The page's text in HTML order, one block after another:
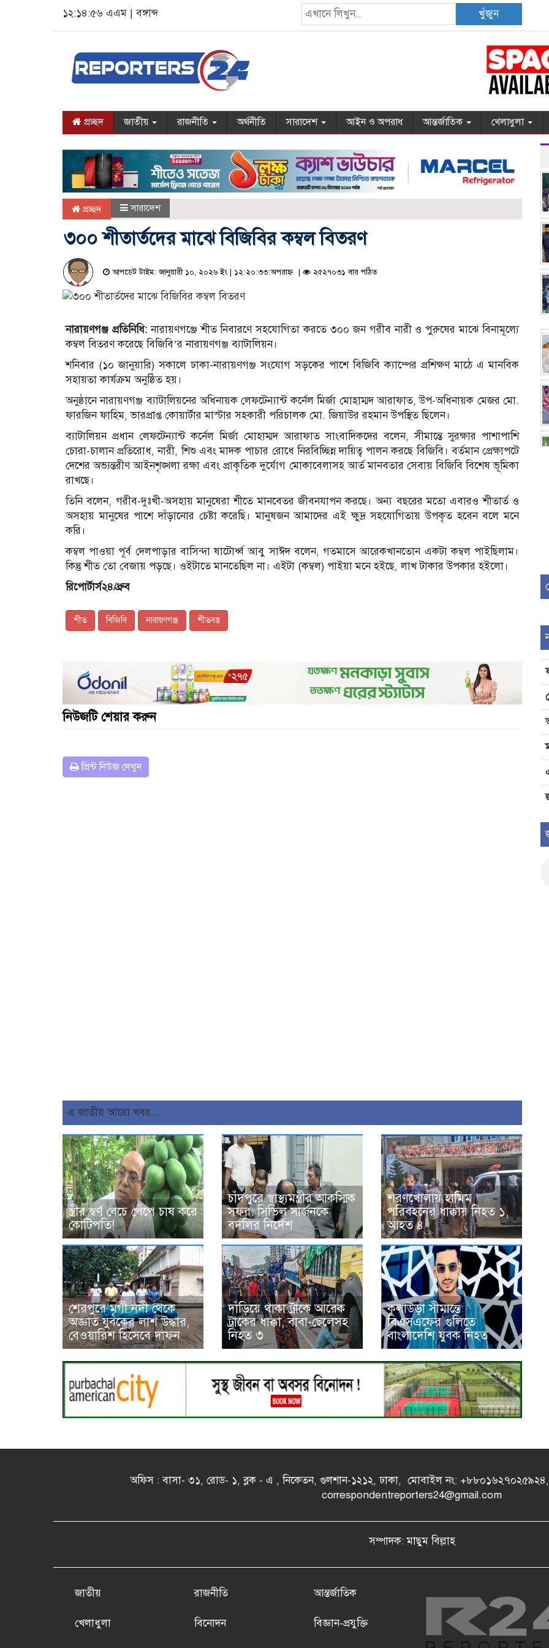
১২:১৪:৫৭ এএম |বঙ্গাব্দ খুঁজুন
প্রচ্ছদ জাতীয় রাজনীতি অর্থনীতি সারাদেশ আইন ও অপরাধ আন্তর্জাতিক খেলাধুলা
প্রচ্ছদ সারাদেশ
৩০০ শীতার্তদের মাঝে বিজিবির কম্বল বিতরণ
আপডেট টাইম: জানুয়ারী ১০, ২০২৬ ইং | ১২:২০:৩৩:অপরাহ্ন | ২৫২৭০৩১ বার পঠিত
নারায়ণগঞ্জ প্রতিনিধি:নারায়ণগঞ্জে শীত নিবারণে সহযোগিতা করতে ৩০০ জন গরীব নারী ও পুরুষের মাঝে বিনামূল্যে
কম্বল বিতরণ করেছে বিজিবি’র নারায়ণগঞ্জ ব্যাটালিয়ন।
শনিবার (১০ জানুয়ারি) সকালে ঢাকা-নারায়ণগঞ্জ সংযোগ সড়কের পাশে বিজিবি ক্যাম্পের প্রশিক্ষণ মাঠে এ মানবিক
সহায়তা কার্যক্রম অনুষ্ঠিত হয়।
অনুষ্ঠানে নারায়ণগঞ্জ ব্যাটালিয়নের অধিনায়ক লেফটেন্যান্ট কর্নেল মির্জা মোহাম্মদ আরাফাত, উপ-অধিনায়ক মেজর মো.
ফারজিন ফাহিম, ভারপ্রাপ্ত কোয়ার্টার মাস্টার সহকারী পরিচালক মো. জিয়াউর রহমান উপস্থিত ছিলেন।
ব্যাটালিয়ন প্রধান লেফটেন্যান্ট কর্নেল মির্জা মোহাম্মদ আরাফাত সাংবাদিকদের বলেন, সীমান্তে সুরক্ষার পাশাপাশি
চোরা-চালান প্রতিরোধ, নারী, শিশু এবং মাদক পাচার রোধে নিরবিচ্ছিন্ন দায়িত্ব পালন করছে বিজিবি। বর্তমান প্রেক্ষাপটে
দেশের অভ্যন্তরীণ আইনশৃঙ্খলা রক্ষা এবং প্রাকৃতিক দুর্যোগ মোকাবেলাসহ আর্ত মানবতার সেবায় বিজিবি বিশেষ ভূমিকা
রাখছে।
তিনি বলেন, গরীব-দুঃখী-অসহায় মানুষেরা শীতে মানবেতর জীবনযাপন করছে। অন্য বছরের মতো এবারও শীতার্ত ও
অসহায় মানুষের পাশে দাঁড়ানোর চেষ্টা করেছি। মানুষজন আমাদের এই ক্ষুদ্র সহযোগিতায় উপকৃত হবেন বলে মনে
করি।
কম্বল পাওয়া পূর্ব দেলপাড়ার বাসিন্দা ষাটোর্ধ্ব আবু সাঈদ বলেন, গতমাসে আরেকখানতোন একটা কম্বল পাইছিলাম।
কিন্তু শীত তো বেজায় পড়ছে। ওইটাতে মানতেছিল না। এইটা (কম্বল) পাইয়া মনে হইছে, লাখ টাকার উপকার হইলো।
রিপোর্টার্স২৪/ধ্রুব
শীত বিজিবি নারায়ণগঞ্জ শীতবস্ত্র
নিউজটি শেয়ার করুন
প্রিন্ট নিউজ দেখুন
এ জাতীয় আরো খবর...
স্ত্রীর স্বর্ণ বেচে পেঁপে চাষ করে
কোটিপতি!
চাঁদপুরে স্বাস্থ্যমন্ত্রীর আকস্মিক
সফর: সিভিল সার্জনকে
বদলির নির্দেশ
শরণখোলায় হামিম
পরিবহনের ধাক্কায় নিহত ১,
আহত ৪
শেরপুরে মৃগী নদী থেকে
অজ্ঞাত যুবকের লাশ উদ্ধার,
বেওয়ারিশ হিসেবে দাফন
দাঁড়িয়ে থাকা ট্রাকে আরেক
ট্রাকের ধাক্কা, বাবা-ছেলেসহ
নিহত ৩
কুলাউড়া সীমান্তে
বিএসএফের গুলিতে
বাংলাদেশি যুবক নিহত
অফিস : বাসা- ৩১, রোড- ১, ব্লক - এ , নিকেতন, গুলশান-১২১২, ঢাকা, মোবাইল নং:
correspondentreporters24@gmail.com
সম্পাদক: মাছুম বিল্লাহ
জাতীয় রাজনীতি আন্তর্জাতিক
খেলাধুলা বিনোদন বিজ্ঞান-প্রযুক্তি